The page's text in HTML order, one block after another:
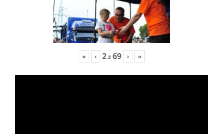
« ‹ 2z69 › »